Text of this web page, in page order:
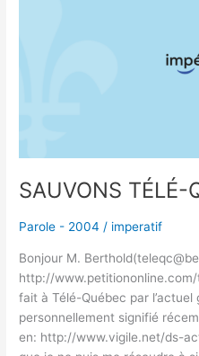
SAUVONS TÉLÉ-
Parole - 2004 / imperatif
Bonjour M.
http://
fait à Télé-Québec par l’actuel
personnellement signifié
en: http://www.vigile.net/ds-